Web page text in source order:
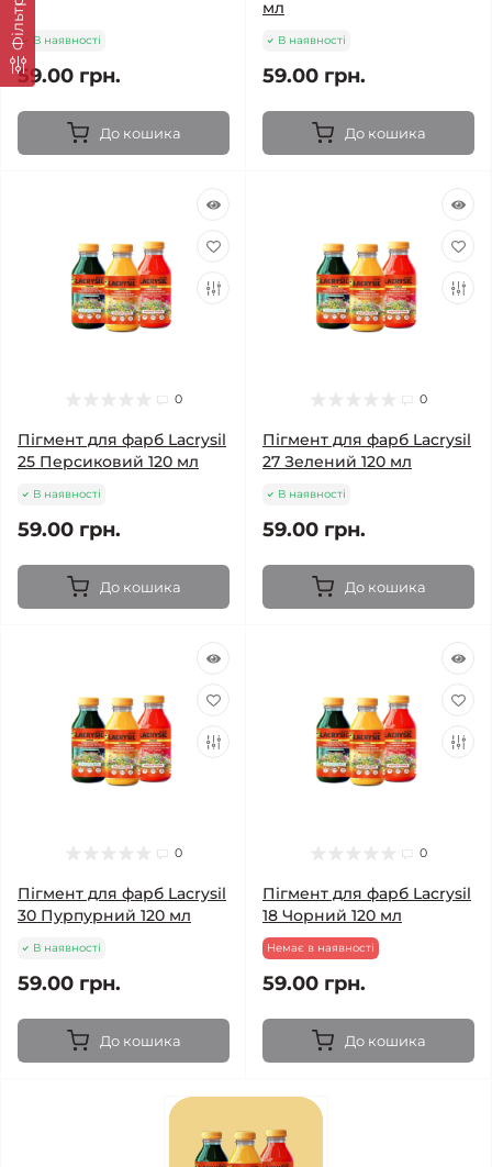
Фільтр В наявності
59.00 грн.
До кошика
мл
В наявності
59.00 грн.
До кошика
0
Пігмент для фарб Lacrysil
25 Персиковий 120 мл
В наявності
59.00 грн.
До кошика
0
Пігмент для фарб Lacrysil
27 Зелений 120 мл
В наявності
59.00 грн.
До кошика
0
Пігмент для фарб Lacrysil
30 Пурпурний 120 мл
В наявності
59.00 грн.
До кошика
0
Пігмент для фарб Lacrysil
18 Чорний 120 мл
Немає в наявності
59.00 грн.
До кошика